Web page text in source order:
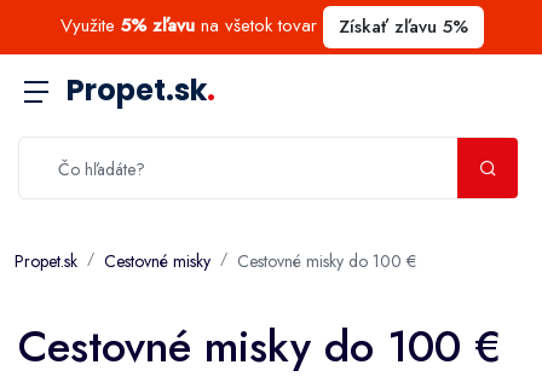
Využite 5% zľavu na všetok tovar Získať zľavu 5%
Propet.sk.
Propet.sk Cestovné misky Cestovné misky do 100 €
Cestovné misky do 100 €